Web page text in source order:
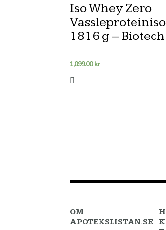
Iso Whey Zero
1816 g – Biotech
1,099.00kr
OM
APOTEKSLISTAN.SE